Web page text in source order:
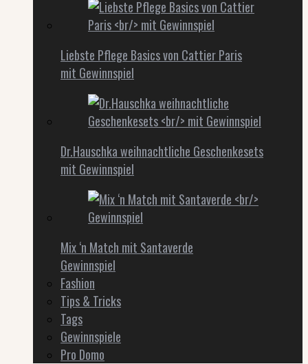
Liebste Pflege Basics von Cattier Paris
mit Gewinnspiel
Dr.Hauschka weihnachtliche Geschenkesets
mit Gewinnspiel
Mix ‘n Match mit Santaverde
Gewinnspiel
Fashion
Tips & Tricks
Tags
Gewinnspiele
Pro Domo